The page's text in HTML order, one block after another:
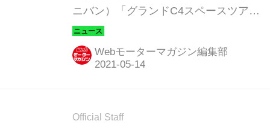
ニバン）「グランドC4スペースツアラ
ー（Grand C4 Space Tourer）」の車
両価格を改定すると発表した。
Webモーターマガジン編集部
Official Staff